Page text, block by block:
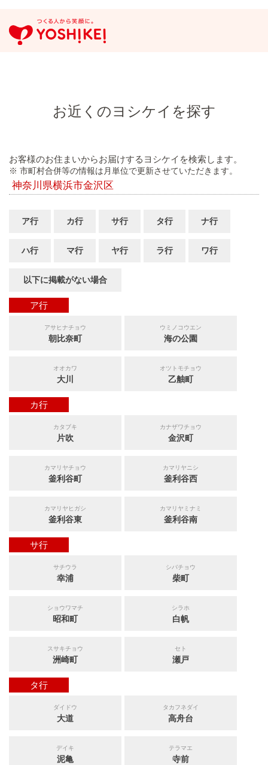
お近くのヨシケイを探す
お客様のお住まいからお届けするヨシケイを検索します。
※ 市町村合併等の情報は月単位で更新させていただきます。
神奈川県横浜市金沢区
ア行 カ行 サ行 タ行 ナ行
ハ行 マ行 ヤ行 ラ行 ワ行
以下に掲載がない場合
ア行
アサヒナチョウ
朝比奈町
ウミノコウエン
海の公園
オオカワ
大川
オツトモチョウ
乙舳町
カ行
カタブキ
片吹
カナザワチョウ
金沢町
カマリヤチョウ
釜利谷町
カマリヤニシ
釜利谷西
カマリヤヒガシ
釜利谷東
カマリヤミナミ
釜利谷南
サ行
サチウラ
幸浦
シバチョウ
柴町
ショウワマチ
昭和町
シラホ
白帆
スサキチョウ
洲崎町
セト
瀬戸
タ行
ダイドウ
大道
タカフネダイ
高舟台
デイキ
泥亀
テラマエ
寺前